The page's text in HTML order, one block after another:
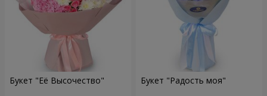
Букет "Её Высочество" Букет "Радость моя"